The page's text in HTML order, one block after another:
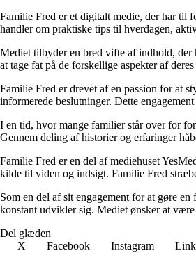
Familie Fred er et digitalt medie, der har til
handler om praktiske tips til hverdagen,
Mediet tilbyder en bred vifte af indhold, der
at tage fat på de forskellige aspekter af
Familie Fred er drevet af en passion for at
informerede beslutninger. Dette
I en tid, hvor mange familier står over for
Gennem deling af historier og erfaringer
Familie Fred er en del af mediehuset
kilde til viden og indsigt. Familie Fred
Som en del af sit engagement for at gøre
konstant udvikler sig. Mediet ønsker at
Del glæden
X
Facebook Instagram